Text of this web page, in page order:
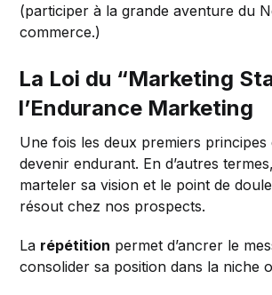
(participer à la grande aventure du
commerce.)
La Loi du “Marketing
l’Endurance Marketing
Une fois les deux premiers
devenir endurant. En d’autres
marteler sa vision et le point de
résout chez nos prospects.
La répétition permet d’ancrer le
consolider sa position dans la niche